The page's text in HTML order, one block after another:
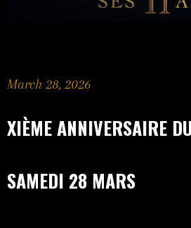
March 28, 2026
XIÈME ANNIVERSAIRE
SAMEDI 28 MARS